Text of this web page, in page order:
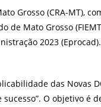
Grosso (CRA-MT),
de Mato Grosso
2023
das Novas
sucesso”. O objetivo